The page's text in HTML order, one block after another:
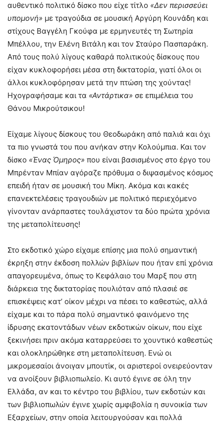
αυθεντικό πολιτικό δίσκο που είχε τίτλο «Δεν περισσεύει
υπομονή» με τραγούδια σε μουσική Αργύρη Κουνάδη και
στίχους Βαγγέλη Γκούφα με ερμηνευτές τη Σωτηρία
Μπέλλου, την Ελένη Βιτάλη και τον Σταύρο Πασπαράκη.
Από τους πολύ λίγους καθαρά πολιτικούς δίσκους που
είχαν κυκλοφορήσει μέσα στη δικτατορία, γιατί όλοι οι
άλλοι κυκλοφόρησαν μετά την πτώση της χούντας!
Ηχογραφήσαμε και τα «Αντάρτικα» σε επιμέλεια του
Θάνου Μικρούτσικου!
Είχαμε λίγους δίσκους του Θεοδωράκη από παλιά και όχι
τα πιο γνωστά του που ανήκαν στην Κολούμπια. Και τον
δίσκο «Ένας Όμηρος» που είναι βασισμένος στο έργο του
Μπρένταν Μπίαν αγόραζε πρόθυμα ο διψασμένος κόσμος
επειδή ήταν σε μουσική του Μίκη. Ακόμα και κακές
επανεκτελέσεις τραγουδιών με πολιτικό περιεχόμενο
γίνονταν ανάρπαστες τουλάχιστον τα δύο πρώτα χρόνια
της μεταπολίτευσης!
Στο εκδοτικό χώρο είχαμε επίσης μια πολύ σημαντική
έκρηξη στην έκδοση πολλών βιβλίων που ήταν επί χρόνια
απαγορευμένα, όπως το Κεφάλαιο του Μαρξ που στη
διάρκεια της δικτατορίας πουλιόταν από πλασιέ σε
επισκέψεις κατ’ οίκον μέχρι να πέσει το καθεστώς, αλλά
είχαμε και το πάρα πολύ σημαντικό φαινόμενο της
ίδρυσης εκατοντάδων νέων εκδοτικών οίκων, που είχε
ξεκινήσει πριν ακόμα καταρρεύσει το χουντικό καθεστώς
και ολοκληρώθηκε στη μεταπολίτευση. Ενώ οι
μικρομεσαίοι άνοιγαν μπουτίκ, οι αριστεροί ονειρεύονταν
να ανοίξουν βιβλιοπωλείο. Κι αυτό έγινε σε όλη την
Ελλάδα, αν και το κέντρο του βιβλίου, των εκδοτών και
των βιβλιοπωλών έγινε χωρίς αμφιβολία η συνοικία των
Εξαρχείων, στην οποία λειτουργούσαν και πολλά